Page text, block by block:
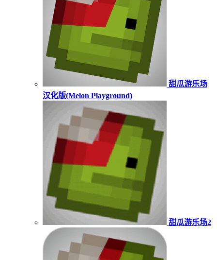
甜瓜游乐场
汉化版(Melon Playground)
甜瓜游乐场2